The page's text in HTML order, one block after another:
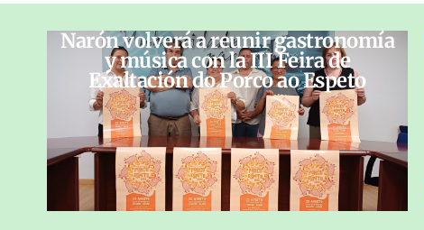
Narón volverá a reunir gastronomía
y música con la III Feira de
Exaltación do Porco ao Espeto